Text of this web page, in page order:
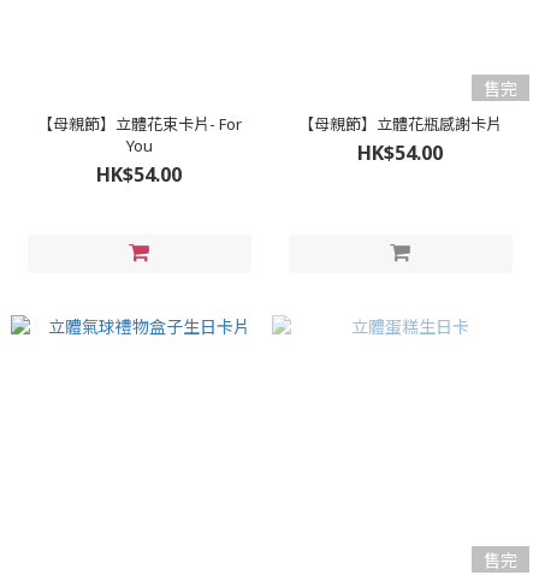
【母親節】立體花束卡片- For
You
HK$54.00
售完
【母親節】立體花瓶感謝卡片
HK$54.00
售完